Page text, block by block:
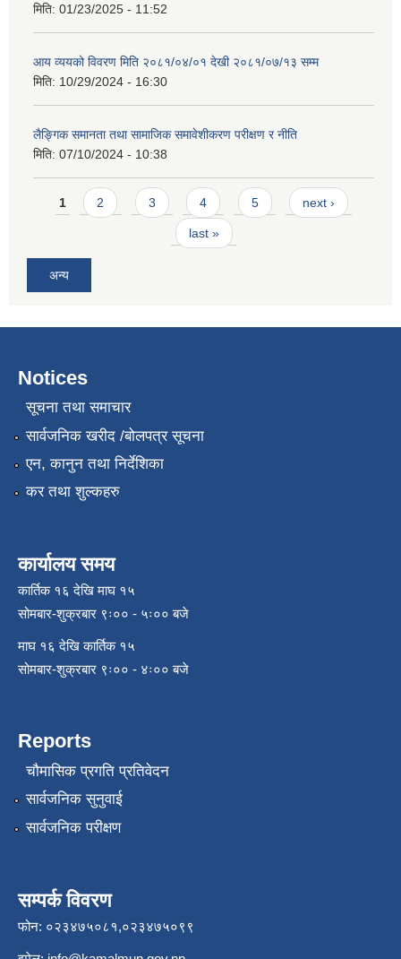
मिति: 01/23/2025 - 11:52
आय व्ययको विवरण मिति २०८१/०४/०१ देखी २०८१/०७/१३ सम्म
मिति: 10/29/2024 - 16:30
लैङ्गिक समानता तथा सामाजिक समावेशीकरण परीक्षण र नीति
मिति: 07/10/2024 - 10:38
Pages
1 2 3 4 5 next ›
last »
अन्य
Notices
सूचना तथा समाचार
सार्वजनिक खरीद /बोलपत्र सूचना
एन, कानुन तथा निर्देशिका
कर तथा शुल्कहरु
कार्यालय समय
कार्तिक १६ देखि माघ १५
सोमबार-शुक्रबार ९ः०० - ५ः०० बजे
माघ १६ देखि कार्तिक १५
सोमबार-शुक्रबार ९ः०० - ४ः०० बजे
Reports
चौमासिक प्रगति प्रतिवेदन
सार्वजनिक सुनुवाई
सार्वजनिक परीक्षण
सम्पर्क विवरण
फोन: ०२३४७५०८१,०२३४७५०९९